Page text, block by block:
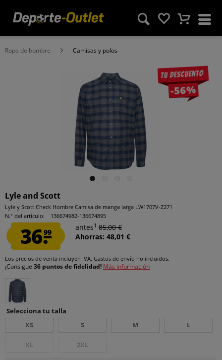
Ropa de hombre Camisas y polos
Tu descuento
-56%
Lyle and Scott
Lyle y Scott Check Hombre Camisa de manga larga LW1707V-Z271
N.° del artículo:
136674982-136674895
36.99
antes1 85,00 €
Ahorras: 48,01 €
Los precios de venta incluyen IVA. Gastos de envío no incluidos.
¡Consigue 36 puntos de fidelidad! Más información
Selecciona tu talla
XS
S M L
XL 2XL